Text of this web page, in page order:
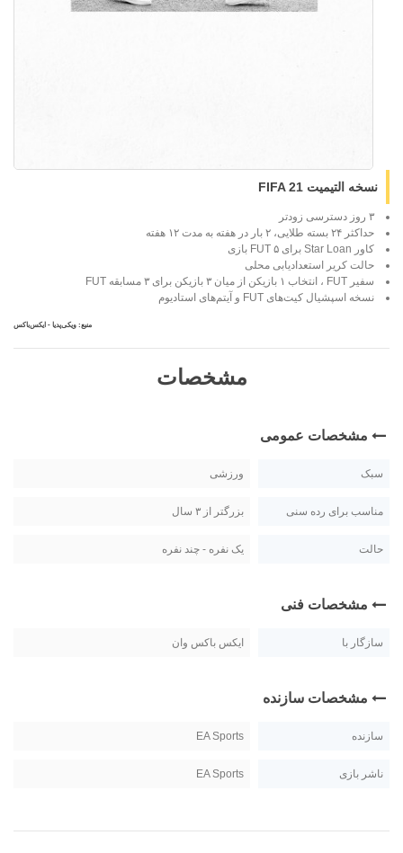
نسخه التیمیت FIFA 21
۳ روز دسترسی زودتر
حداکثر ۲۴ بسته طلایی، ۲ بار در هفته به مدت ۱۲ هفته
کاور Star Loan برای ۵ FUT بازی
حالت کریر استعدادیابی محلی
سفیر FUT ، انتخاب ۱ بازیکن از میان ۳ بازیکن برای ۳ مسابقه FUT
نسخه اسپشیال کیت‌های FUT و آیتم‌های استادیوم
منبع: ویکی‌پدیا - ایکس‌باکس
مشخصات
مشخصات عمومی
سبک ورزشی
مناسب برای رده سنی بزرگتر از ۳ سال
حالت یک نفره - چند نفره
مشخصات فنی
سازگار با ایکس باکس وان
مشخصات سازنده
سازنده EA Sports
ناشر بازی EA Sports